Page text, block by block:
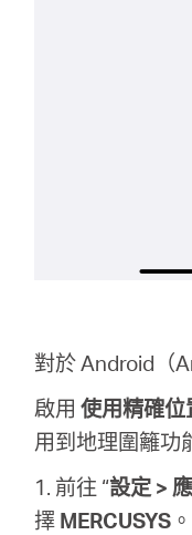
對於 Android（
啟用使用精確位
用到地理圍籬功
1. 前往 “設定 >
擇 MERCUSYS 。